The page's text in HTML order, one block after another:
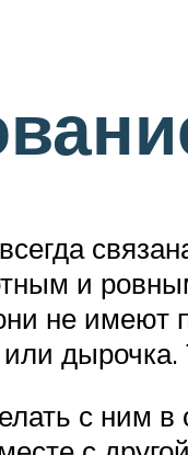
и
не имеют
дырочка.
с ним